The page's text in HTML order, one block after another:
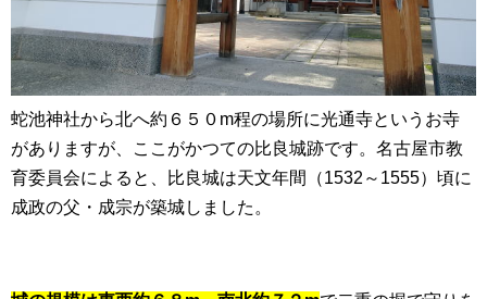
蛇池神社から北へ約６５０m程の場所に光通寺というお寺
がありますが、ここがかつての比良城跡です。名古屋市教
育委員会によると、比良城は天文年間（1532～1555）頃に
成政の父・成宗が築城しました。